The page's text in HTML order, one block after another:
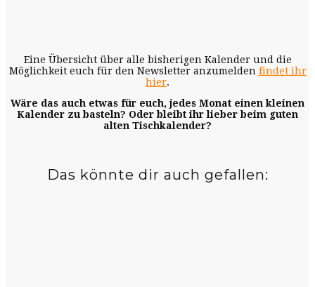
Eine Übersicht über alle bisherigen Kalender und die
Möglichkeit euch für den Newsletter anzumelden findet ihr
hier.
Wäre das auch etwas für euch, jedes Monat einen kleinen
Kalender zu basteln? Oder bleibt ihr lieber beim guten
alten Tischkalender?
Das könnte dir auch gefallen: